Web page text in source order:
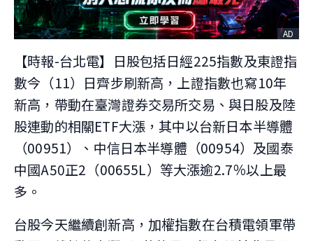
AD
【時報-台北電】日股包括日經225指數及東證指
數今（11）日齊步刷新高，上證指數也寫10年
新高，帶動在臺灣證券交易所交易、與日股及陸
股連動的相關ETF大漲，其中以台新日本半導體
（00951）、中信日本半導體（00954）及國泰
中國A50正2（00655L）等大漲逾2.7％以上最
多。
台股今天繼續創新高，加權指數在台積電領軍帶